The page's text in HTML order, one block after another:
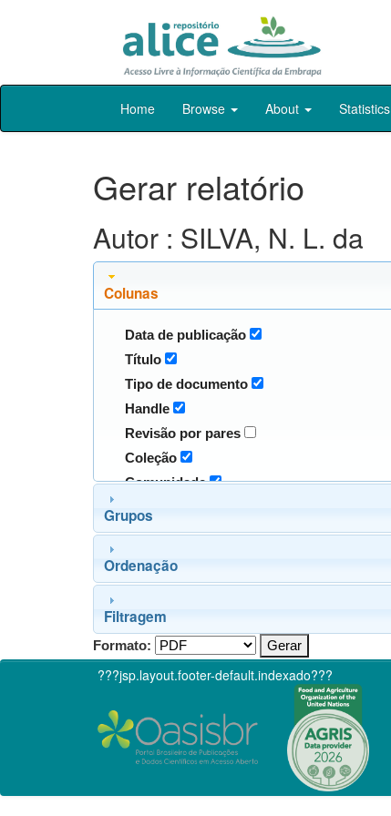
Skip
Home Browse About Statistics
Gerar relatório
Autor : SILVA, N. L. da
Colunas
Data de publicação
Título
Tipo de documento
Handle
Revisão por pares
Coleção
Comunidade
Grupos
Ordenação
Filtragem
Formato:
???jsp.layout.footer-default.indexado???